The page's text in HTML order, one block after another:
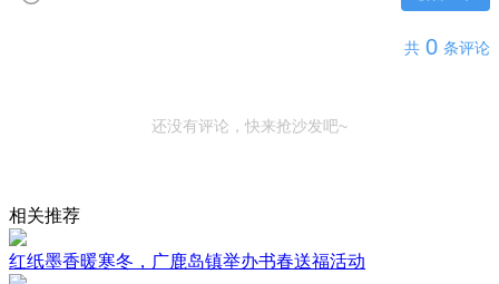
共 0 条评论
还没有评论，快来抢沙发吧~
相关推荐
红纸墨香暖寒冬，广鹿岛镇举办书春送福活动